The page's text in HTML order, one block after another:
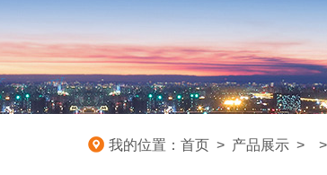
我的位置： 首页 > 产品展示 > >